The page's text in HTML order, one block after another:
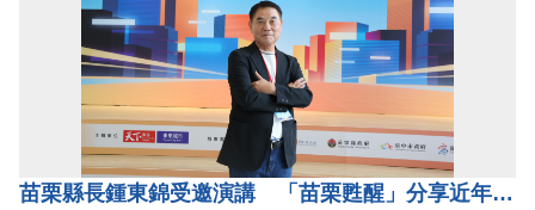
苗栗縣長鍾東錦受邀演講 「苗栗甦醒」分享近年轉變